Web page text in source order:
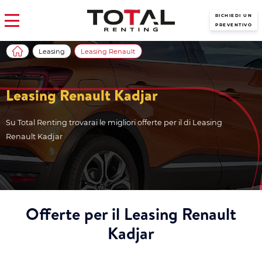
RICHIEDI UN
PREVENTIVO
Leasing Renault Kadjar
Su Total Renting trovarai le migliori offerte per il di Leasing
Renault Kadjar
Leasing Leasing Renault
Offerte per il Leasing Renault
Kadjar